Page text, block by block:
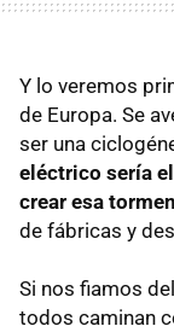
Y lo veremos
de Europa. Se
ser una
eléctrico sería
crear esa
de fábricas y
Si nos fiamos
todos caminan